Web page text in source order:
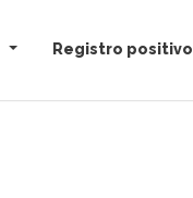
Registro positivo